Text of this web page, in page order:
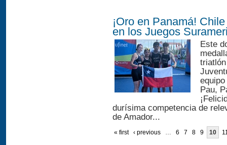
¡Oro en Panamá!
en los Juegos
Este
Pau,
durísima competencia de
de Amador...
« first ‹ previous … 6 7 8 9 10